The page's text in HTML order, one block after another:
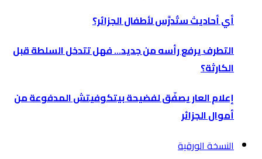
أي أحاديث ستُدرَّس لأطفال الجزائر؟
التطرف يرفع رأسه من جديد… فهل تتدخل السلطة قبل
الكارثة؟
إعلام العار يصفّق لفضيحة بيتكوفيتش المدفوعة من
أموال الجزائر
النسخة الورقية